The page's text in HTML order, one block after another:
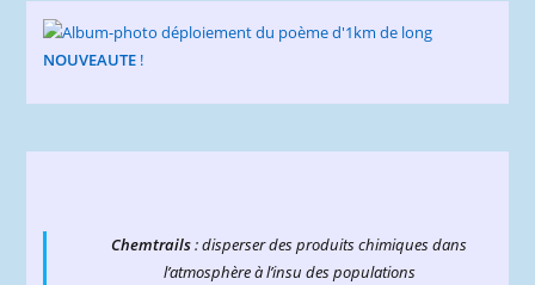
NOUVEAUTE !
Chemtrails: disperser des produits chimiques dans
l’atmosphère à l’insu des populations